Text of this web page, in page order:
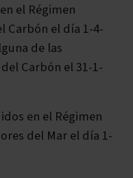
el Régimen
Carbón el día 1-4-
de las
Carbón el 31-1-
en el Régimen
del Mar el día 1-